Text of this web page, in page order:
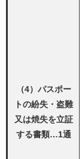
（4）パスポー
トの紛失・盗難
又は焼失を立証
する書類…1通